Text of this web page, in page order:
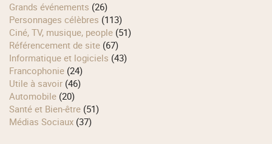
Grands événements (26)
Personnages célèbres (113)
Ciné, TV, musique, people (51)
Référencement de site (67)
Informatique et logiciels (43)
Francophonie (24)
Utile à savoir (46)
Automobile (20)
Santé et Bien-être (51)
Médias Sociaux (37)